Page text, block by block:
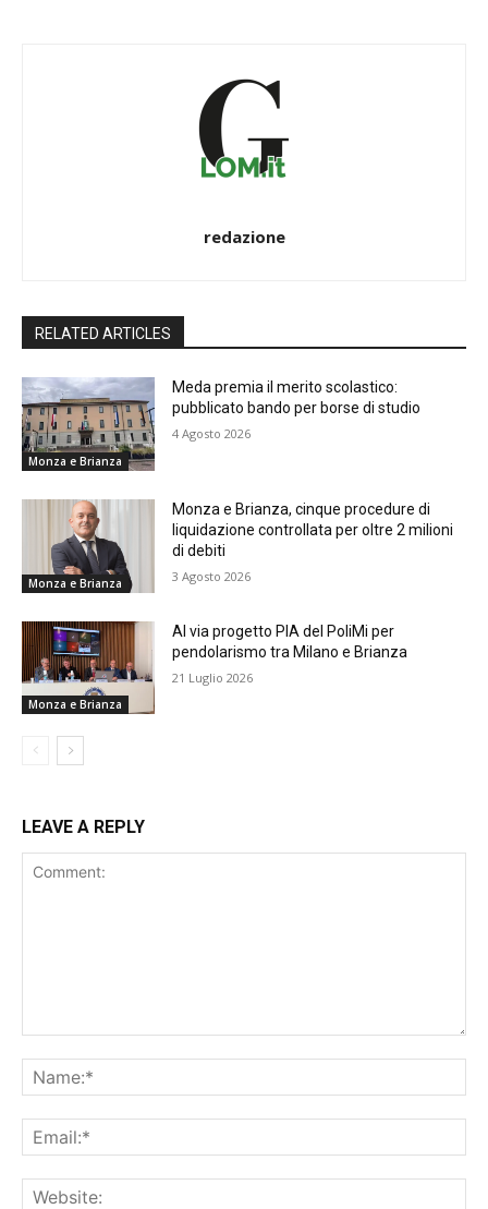
redazione
RELATED ARTICLES
Monza e Brianza
Meda premia il merito scolastico:
pubblicato bando per borse di studio
4 Agosto 2026
Monza e Brianza
Monza e Brianza, cinque procedure di
liquidazione controllata per oltre 2 milioni
di debiti
3 Agosto 2026
Monza e Brianza
Al via progetto PIA del PoliMi per
pendolarismo tra Milano e Brianza
21 Luglio 2026
LEAVE A REPLY